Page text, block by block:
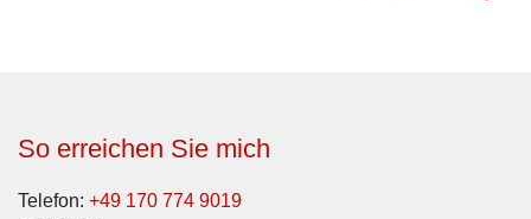
So erreichen Sie mich
Telefon: +49 170 774 9019